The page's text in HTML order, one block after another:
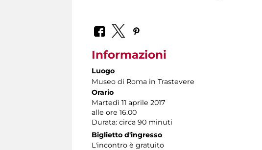
Informazioni
Luogo
Museo di Roma in Trastevere
Orario
Martedì 11 aprile 2017
alle ore 16.00
Durata: circa 90 minuti
Biglietto d'ingresso
L'incontro è gratuito